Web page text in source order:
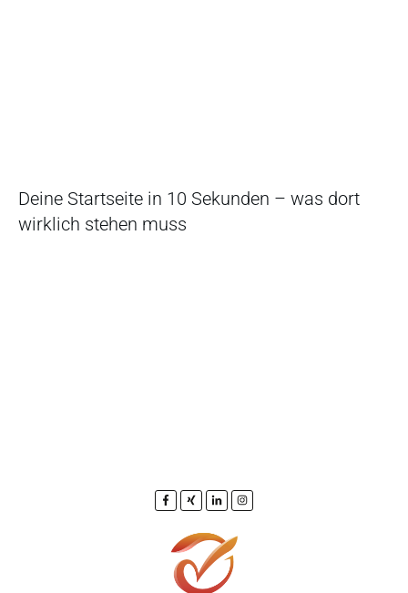
Deine Startseite in 10 Sekunden – was dort
wirklich stehen muss